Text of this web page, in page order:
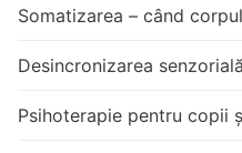
Somatizarea – când
Desincronizarea senzorială
Psihoterapie pentru copii